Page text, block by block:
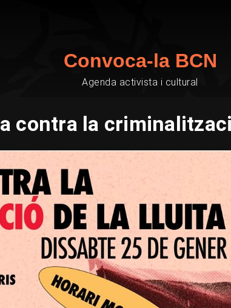
Convoca-la BCN
Agenda activista i cultural
contra la